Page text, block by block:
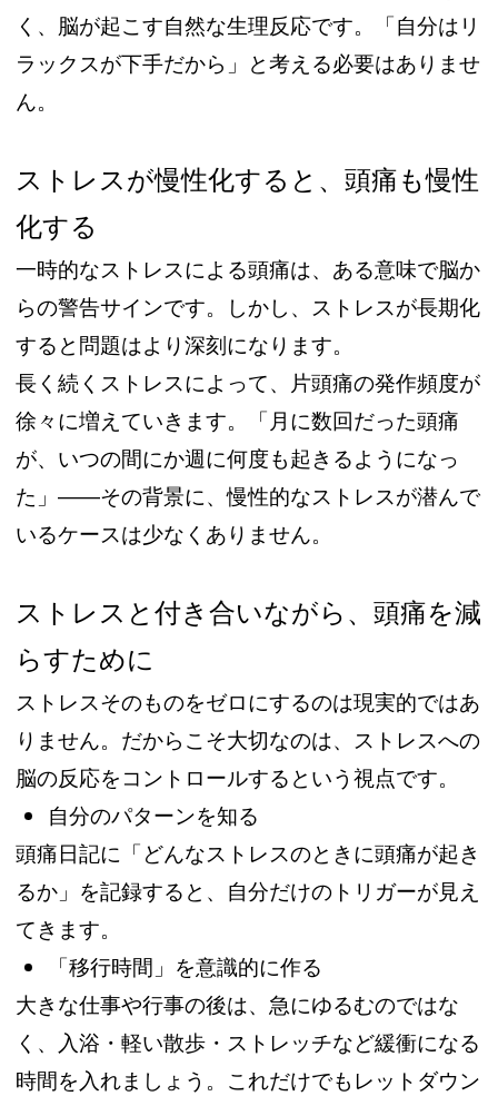
く、脳が起こす自然な生理反応です。「自分はリ
ラックスが下手だから」と考える必要はありませ
ん。
ストレスが慢性化すると、頭痛も慢性
化する
一時的なストレスによる頭痛は、ある意味で脳か
らの警告サインです。しかし、ストレスが長期化
すると問題はより深刻になります。
長く続くストレスによって、片頭痛の発作頻度が
徐々に増えていきます。「月に数回だった頭痛
が、いつの間にか週に何度も起きるようになっ
た」——その背景に、慢性的なストレスが潜んで
いるケースは少なくありません。
ストレスと付き合いながら、頭痛を減
らすために
ストレスそのものをゼロにするのは現実的ではあ
りません。だからこそ大切なのは、ストレスへの
脳の反応をコントロールするという視点です。
自分のパターンを知る
頭痛日記に「どんなストレスのときに頭痛が起き
るか」を記録すると、自分だけのトリガーが見え
てきます。
「移行時間」を意識的に作る
大きな仕事や行事の後は、急にゆるむのではな
く、入浴・軽い散歩・ストレッチなど緩衝になる
時間を入れましょう。これだけでもレットダウン